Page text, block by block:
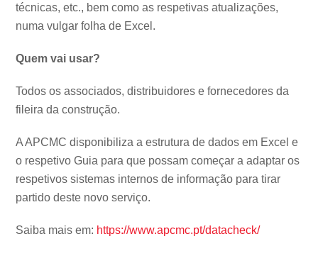
técnicas, etc., bem como as respetivas atualizações,
numa vulgar folha de Excel.
Quem vai usar?
Todos os associados, distribuidores e fornecedores da
fileira da construção.
A APCMC disponibiliza a estrutura de dados em Excel e
o respetivo Guia para que possam começar a adaptar os
respetivos sistemas internos de informação para tirar
partido deste novo serviço.
Saiba mais em: https://www.apcmc.pt/datacheck/